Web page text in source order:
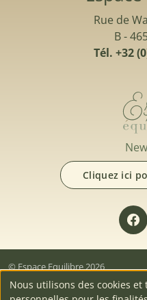
Rue de
B -
Tél. +32
Cliquez ici
© Espace Equilibre 2026
Menu pied de
ACCUEIL AGENDA
Nous utilisons des cookies